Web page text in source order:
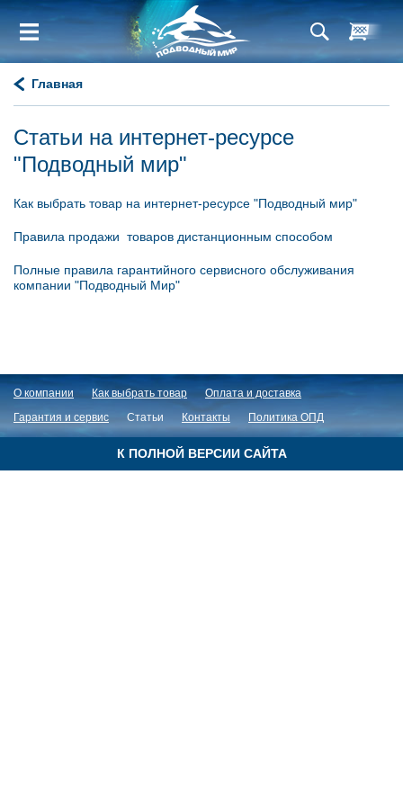
Главная
Статьи на интернет-ресурсе
"Подводный мир"
Как выбрать товар на интернет-ресурсе "Подводный мир"
Правила продажи товаров дистанционным способом
Полные правила гарантийного сервисного обслуживания
компании "Подводный Мир"
О компании Как выбрать товар
Оплата и доставка
Гарантия и сервис
Статьи Контакты Политика ОПД
К ПОЛНОЙ ВЕРСИИ САЙТА